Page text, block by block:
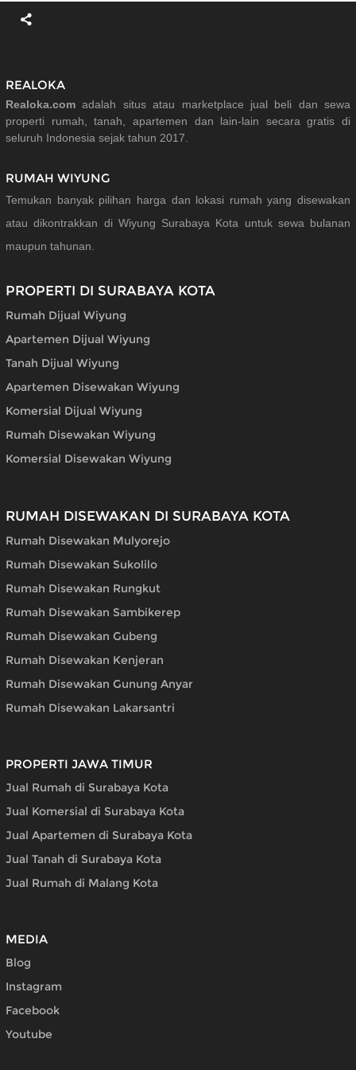
REALOKA
Realoka.com adalah situs atau marketplace jual beli dan sewa
properti rumah, tanah, apartemen dan lain-lain secara gratis di
seluruh Indonesia sejak tahun 2017.
RUMAH WIYUNG
Temukan banyak pilihan harga dan lokasi rumah yang disewakan
atau dikontrakkan di Wiyung Surabaya Kota untuk sewa bulanan
maupun tahunan.
PROPERTI DI SURABAYA KOTA
Rumah Dijual Wiyung
Apartemen Dijual Wiyung
Tanah Dijual Wiyung
Apartemen Disewakan Wiyung
Komersial Dijual Wiyung
Rumah Disewakan Wiyung
Komersial Disewakan Wiyung
RUMAH DISEWAKAN DI SURABAYA KOTA
Rumah Disewakan Mulyorejo
Rumah Disewakan Sukolilo
Rumah Disewakan Rungkut
Rumah Disewakan Sambikerep
Rumah Disewakan Gubeng
Rumah Disewakan Kenjeran
Rumah Disewakan Gunung Anyar
Rumah Disewakan Lakarsantri
PROPERTI JAWA TIMUR
Jual Rumah di Surabaya Kota
Jual Komersial di Surabaya Kota
Jual Apartemen di Surabaya Kota
Jual Tanah di Surabaya Kota
Jual Rumah di Malang Kota
MEDIA
Blog
Instagram
Facebook
Youtube